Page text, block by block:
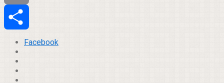
Email
Compartilhar
Facebook